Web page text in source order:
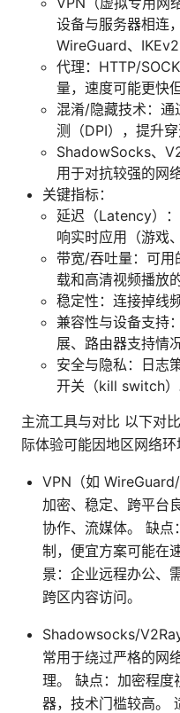
设备与服务器相连
WireGuard、IKEv2
代理：HTTP/
量，速度可能更快
混淆/隐藏技术：通
测（DPI），提升穿
ShadowSocks、
用于对抗较强的网
关键指标：
延迟（Latency）
响实时应用（游戏
带宽/吞吐量：可用
载和高清视频播放
稳定性：连接掉线
兼容性与设备支持
展、路由器支持情况
安全与隐私：日志
开关（kill switch）
主流工具与对比 以下对
际体验可能因地区网络环
VPN（如
加密、稳定、跨平台
协作、流媒体。 缺点
制，便宜方案可能在
景：企业远程办公、
跨区内容访问。
Shadowsocks/
常用于绕过严格的网
理。 缺点：加密程度
器，技术门槛较高。